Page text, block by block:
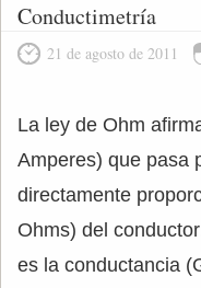
Conductimetría
21 de agosto de 2011
La ley de Ohm
Amperes) que pasa
directamente
Ohms) del
es la conductancia